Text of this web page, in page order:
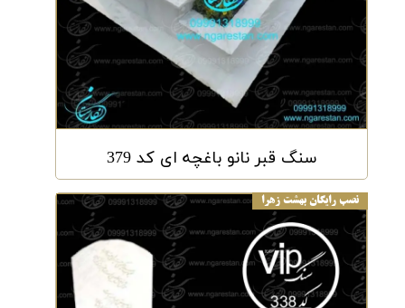
سنگ قبر نانو باغچه ای کد 379
نصب رایگان بهشت زهرا